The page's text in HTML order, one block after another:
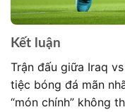
Kết luận
Trận đấu giữa Iraq
tiệc bóng đá mãn
“món chính” không